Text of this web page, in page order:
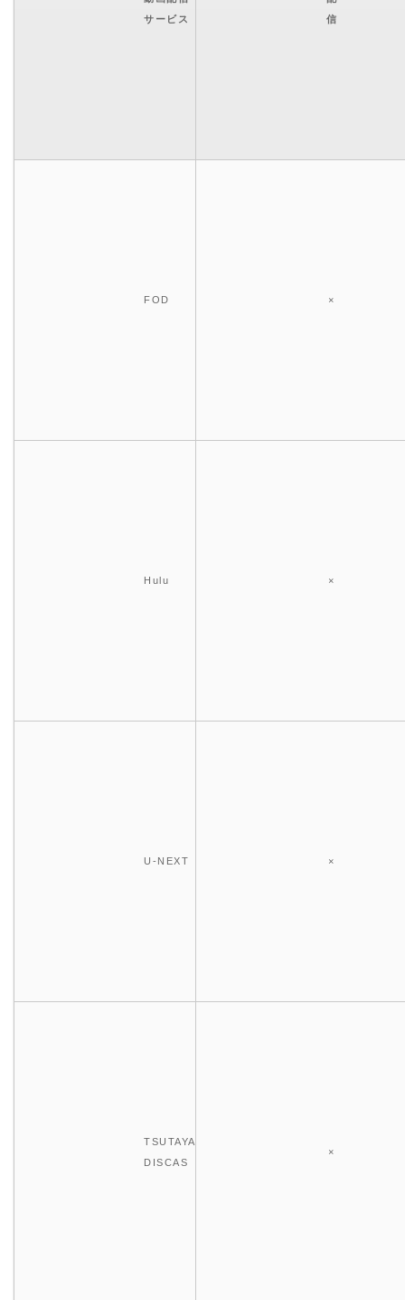
サービス
信
FOD ×
Hulu ×
U-NEXT ×
TSUTAYA
DISCAS
×